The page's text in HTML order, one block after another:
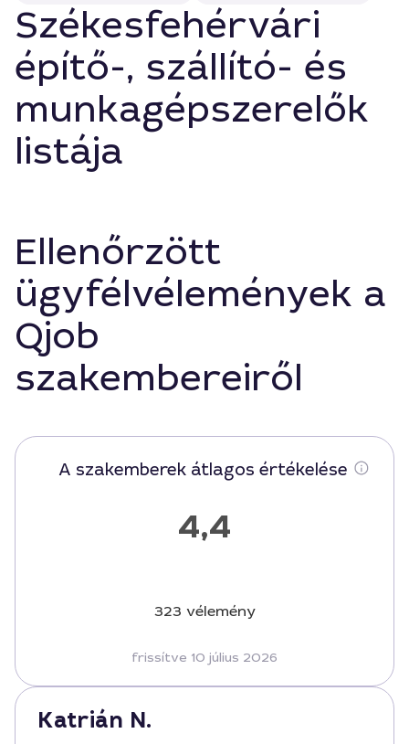
Székesfehérvári
építő-, szállító- és
munkagépszerelők
listája
Ellenőrzött
ügyfélvélemények a
Qjob
szakembereiről
A szakemberek átlagos értékelése
4,4
323 vélemény
frissítve 10 július 2026
Katrián N.